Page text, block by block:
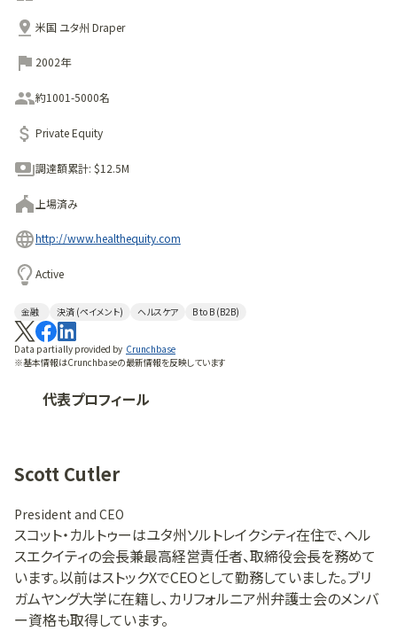
米国 ユタ州 Draper
2002年
約1001-5000名
Private Equity
調達額累計: $12.5M
上場済み
http://www.healthequity.com
Active
金融 決済 (ペイメント) ヘルスケア B to B (B2B)
Data partially provided by Crunchbase
※基本情報はCrunchbaseの最新情報を反映しています
代表プロフィール
Scott Cutler
President and CEO
スコット・カルトゥーはユタ州ソルトレイクシティ在住で、ヘル
スエクイティの会長兼最高経営責任者、取締役会長を務めて
います。以前はストックXでCEOとして勤務していました。ブリ
ガムヤング大学に在籍し、カリフォルニア州弁護士会のメンバ
ー資格も取得しています。